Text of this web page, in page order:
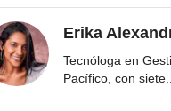
Erika
Tecnóloga en
Pacífico, con siete